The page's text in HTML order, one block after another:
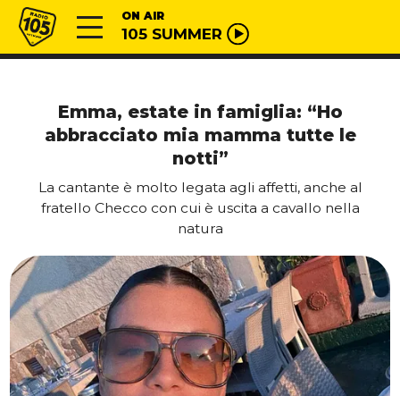
Vai al contenuto
Radio 105 ON AIR
105 SUMMER
Emma, estate in famiglia: “Ho
abbracciato mia mamma tutte le
notti”
La cantante è molto legata agli affetti, anche al
fratello Checco con cui è uscita a cavallo nella
natura